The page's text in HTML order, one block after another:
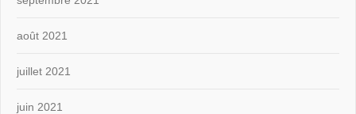
août 2021
juillet 2021
juin 2021